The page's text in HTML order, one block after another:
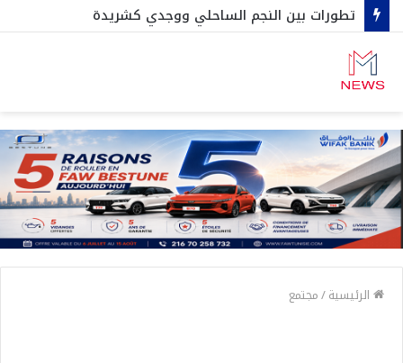
تطورات بين النجم الساحلي ووجدي كشريدة
الرئيسية/مجتمع